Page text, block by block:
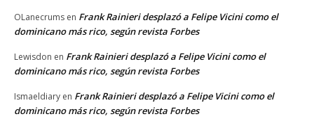
OLanecrums en Frank Rainieri desplazó a Felipe Vicini como el
dominicano más rico, según revista Forbes
Lewisdon en Frank Rainieri desplazó a Felipe Vicini como el
dominicano más rico, según revista Forbes
Ismaeldiary en Frank Rainieri desplazó a Felipe Vicini como el
dominicano más rico, según revista Forbes